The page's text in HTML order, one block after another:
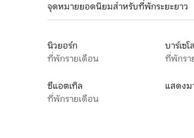
จุดหมายยอดนิยมสำหรับที่พักระยะยาว
นิวยอร์ก
ที่พักรายเดือน
บาร์เซโ
ที่พักรา
ซีแอตเทิล
ที่พักรายเดือน
แสดงม